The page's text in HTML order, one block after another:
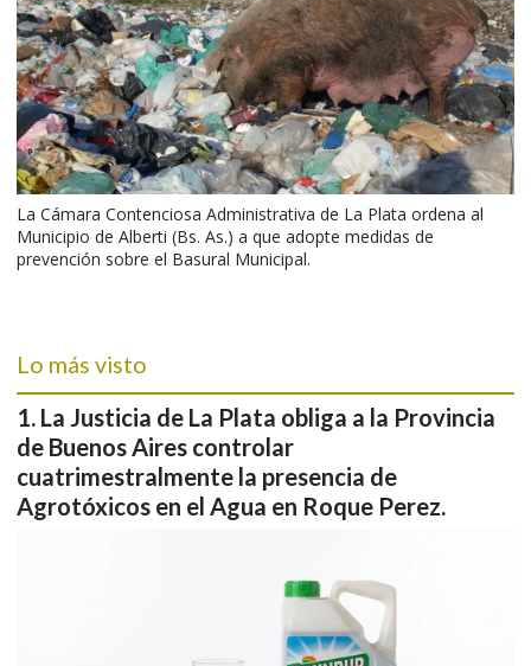
La Cámara Contenciosa Administrativa de La Plata ordena al
Municipio de Alberti (Bs. As.) a que adopte medidas de
prevención sobre el Basural Municipal.
Lo más visto
La Justicia de La Plata obliga a la Provincia
de Buenos Aires controlar
cuatrimestralmente la presencia de
Agrotóxicos en el Agua en Roque Perez.